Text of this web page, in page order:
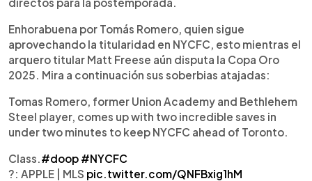
Enhorabuena por Tomás Romero, quien sigue
aprovechando la titularidad en NYCFC, esto mientras el
arquero titular Matt Freese aún disputa la Copa Oro
2025. Mira a continuación sus soberbias atajadas:
Tomas Romero, former Union Academy and Bethlehem
Steel player, comes up with two incredible saves in
under two minutes to keep NYCFC ahead of Toronto.
Class. #doop #NYCFC
?: APPLE | MLS pic.twitter.com/QNFBxig1hM